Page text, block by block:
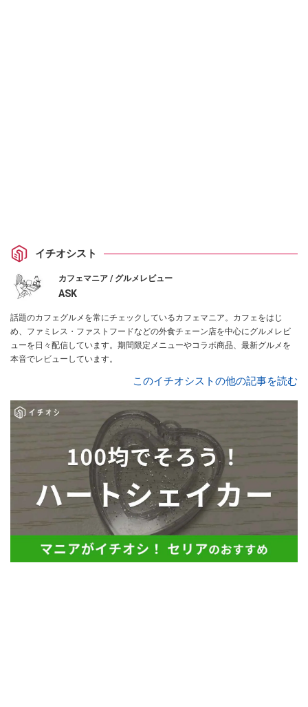
イチオシスト
カフェマニア / グルメレビュー
ASK
話題のカフェグルメを常にチェックしているカフェマニア。カフェをはじ
め、ファミレス・ファストフードなどの外食チェーン店を中心にグルメレビ
ューを日々配信しています。期間限定メニューやコラボ商品、最新グルメを
本音でレビューしています。
このイチオシストの他の記事を読む